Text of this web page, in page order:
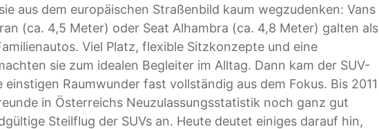
aus dem europäischen Straßenbild kaum wegzudenken: Vans
(ca. 4,5 Meter) oder Seat Alhambra (ca. 4,8 Meter) galten als
Viel Platz, flexible Sitzkonzepte und eine
sie zum idealen Begleiter im Alltag. Dann kam der SUV-
Raumwunder fast vollständig aus dem Fokus. Bis 2011
in Österreichs Neuzulassungsstatistik noch ganz gut
Steilflug der SUVs an. Heute deutet einiges darauf hin,